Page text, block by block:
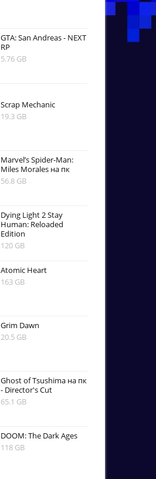
GTA: San Andreas - NEXT
RP
5.76 GB
Scrap Mechanic
19.3 GB
Marvel’s Spider-Man:
Miles Morales на пк
56.8 GB
Dying Light 2 Stay
Human: Reloaded
Edition
120 GB
Atomic Heart
163 GB
Grim Dawn
20.5 GB
Ghost of Tsushima на пк
- Director's Cut
65.1 GB
DOOM: The Dark Ages
118 GB